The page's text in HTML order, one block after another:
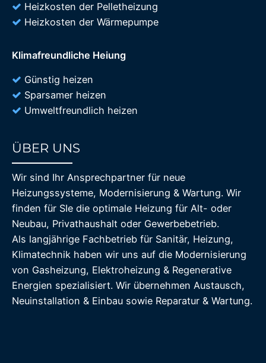
Heizkosten der Pelletheizung
Heizkosten der Wärmepumpe
Klimafreundliche Heiung
Günstig heizen
Sparsamer heizen
Umweltfreundlich heizen
ÜBER UNS
Wir sind Ihr Ansprechpartner für neue
Heizungssysteme, Modernisierung & Wartung. Wir
finden für SIe die optimale Heizung für Alt- oder
Neubau, Privathaushalt oder Gewerbebetrieb.
Als langjährige Fachbetrieb für Sanitär, Heizung,
Klimatechnik haben wir uns auf die Modernisierung
von Gasheizung, Elektroheizung & Regenerative
Energien spezialisiert. Wir übernehmen Austausch,
Neuinstallation & Einbau sowie Reparatur & Wartung.